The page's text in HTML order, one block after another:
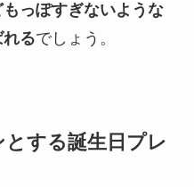
もっぽすぎないような
るでしょう。
する誕生日プレ